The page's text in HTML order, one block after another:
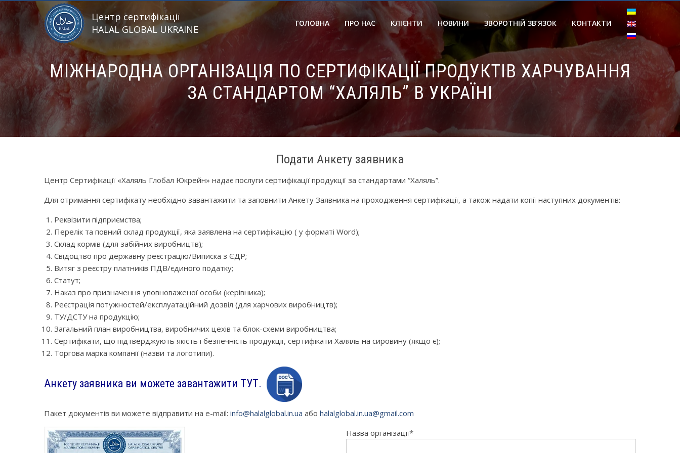
Центр сертифікації
HALAL GLOBAL UKRAINE
ГОЛОВНА ПРО НАС КЛІЄНТИ НОВИНИ ЗВОРОТНІЙ ЗВ’ЯЗОК КОНТАКТИ
МІЖНАРОДНА ОРГАНІЗАЦІЯ ПО СЕРТИФІКАЦІЇ ПРОДУКТІВ ХАРЧУВАННЯ
ЗА СТАНДАРТОМ “ХАЛЯЛЬ” В УКРАЇНІ
Подати Анкету заявника
Центр Сертифікації «Халяль Глобал Юкрейн» надає послуги сертифікації продукції за стандартами “Халяль”.
Для отримання сертифікату необхідно завантажити та заповнити Анкету Заявника на проходження сертифікації, а також надати копії наступних документів:
Реквізити підприємства;
Перелік та повний склад продукції, яка заявлена на сертифікацію ( у форматі Word);
Склад кормів (для забійних виробництв);
Свідоцтво про державну реєстрацію/Виписка з ЄДР;
Витяг з реєстру платників ПДВ/єдиного податку;
Статут;
Наказ про призначення уповноваженої особи (керівника);
Реєстрація потужностей/експлуатаційний дозвіл (для харчових виробництв);
ТУ/ДСТУ на продукцію;
Загальний план виробництва, виробничих цехів та блок-схеми виробництва;
Сертифікати, що підтверджують якість і безпечність продукції, сертифікати Халяль на сировину (якщо є);
Торгова марка компанії (назви та логотипи).
Анкету заявника ви можете завантажити ТУТ.
Пакет документів ви можете відправити на e-mail: info@halalglobal.in.ua або halalglobal.in.ua@gmail.com
Назва організації*